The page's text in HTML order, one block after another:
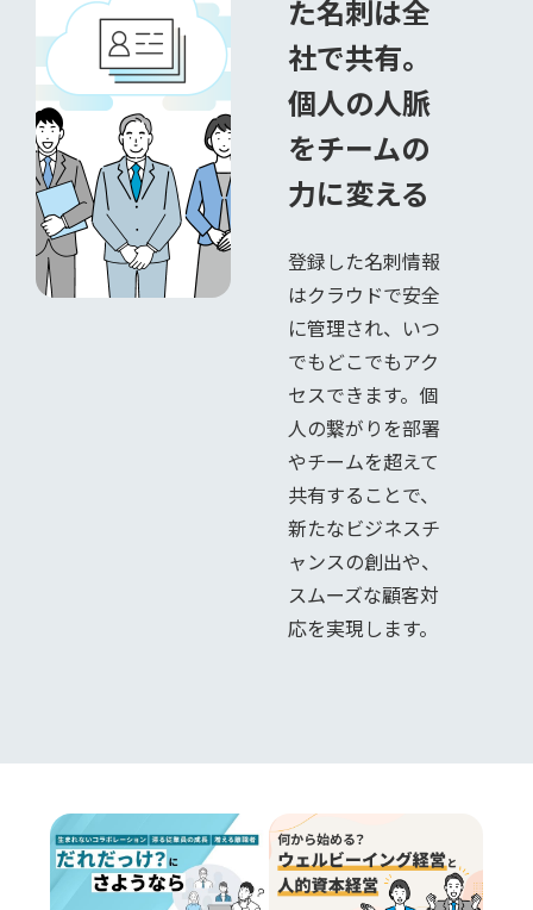
た名刺は全
社で共有。
個人の人脈
をチームの
力に変える
登録した名刺情報
はクラウドで安全
に管理され、いつ
でもどこでもアク
セスできます。個
人の繋がりを部署
やチームを超えて
共有することで、
新たなビジネスチ
ャンスの創出や、
スムーズな顧客対
応を実現します。